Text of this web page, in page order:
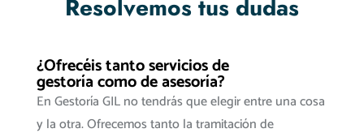
Resolvemos tus dudas
¿Ofrecéis tanto servicios de
gestoría como de asesoría?
En Gestoría GIL no tendrás que elegir entre una cosa
y la otra. Ofrecemos tanto la tramitación de